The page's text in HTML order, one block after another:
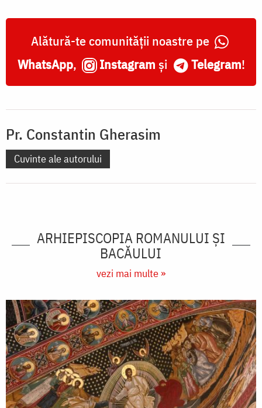
Alătură-te comunității noastre pe
WhatsApp, Instagram și Telegram!
Pr. Constantin Gherasim
Cuvinte ale autorului
ARHIEPISCOPIA ROMANULUI ŞI
BACĂULUI
vezi mai multe »